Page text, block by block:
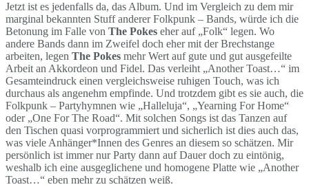
Jetzt ist es jedenfalls da, das Album. Und im Vergleich zu dem mir
marginal bekannten Stuff anderer Folkpunk – Bands, würde ich die
Betonung im Falle von The Pokes eher auf „Folk“ legen. Wo
andere Bands dann im Zweifel doch eher mit der Brechstange
arbeiten, legen The Pokes mehr Wert auf gute und gut ausgefeilte
Arbeit an Akkordeon und Fidel. Das verleiht „Another Toast…“ im
Gesamteindruck einen vergleichsweise ruhigen Touch, was ich
durchaus als angenehm empfinde. Und trotzdem gibt es sie auch, die
Folkpunk – Partyhymnen wie „Halleluja“, „Yearning For Home“
oder „One For The Road“. Mit solchen Songs ist das Tanzen auf
den Tischen quasi vorprogrammiert und sicherlich ist dies auch das,
was viele Anhänger*Innen des Genres an diesem so schätzen. Mir
persönlich ist immer nur Party dann auf Dauer doch zu eintönig,
weshalb ich eine ausgeglichene und homogene Platte wie „Another
Toast…“ eben mehr zu schätzen weiß.